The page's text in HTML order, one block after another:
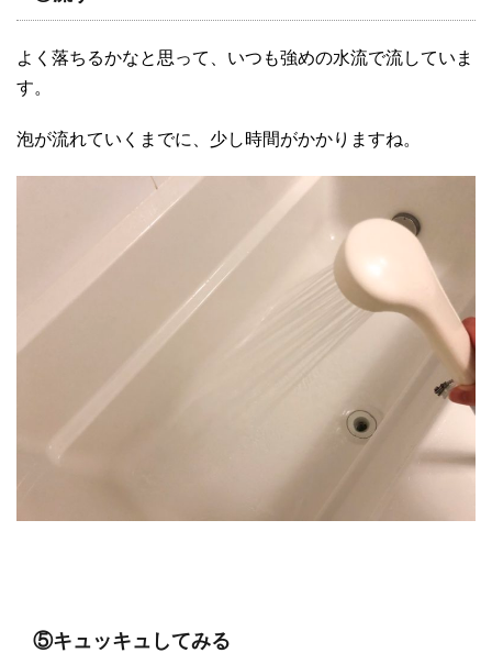
よく落ちるかなと思って、いつも強めの水流で流していま
す。
泡が流れていくまでに、少し時間がかかりますね。
⑤キュッキュしてみる